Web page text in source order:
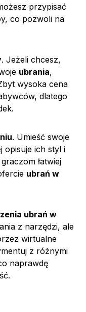
przypisać
co pozwoli na
. Jeżeli chcesz,
ubrania,
wysoka cena
dlatego
. Umieść swoje
opisuje ich styl i
łatwiej
ubrań w
ubrań w
z narzędzi, ale
wirtualne
z różnymi
naprawdę